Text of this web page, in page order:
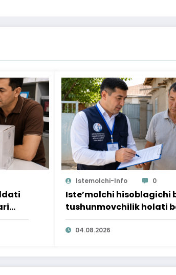
Istemolchi-Info 0
Iste’molchi hisoblagichi
tushunmovchilik holati
qilindi
04.08.2026